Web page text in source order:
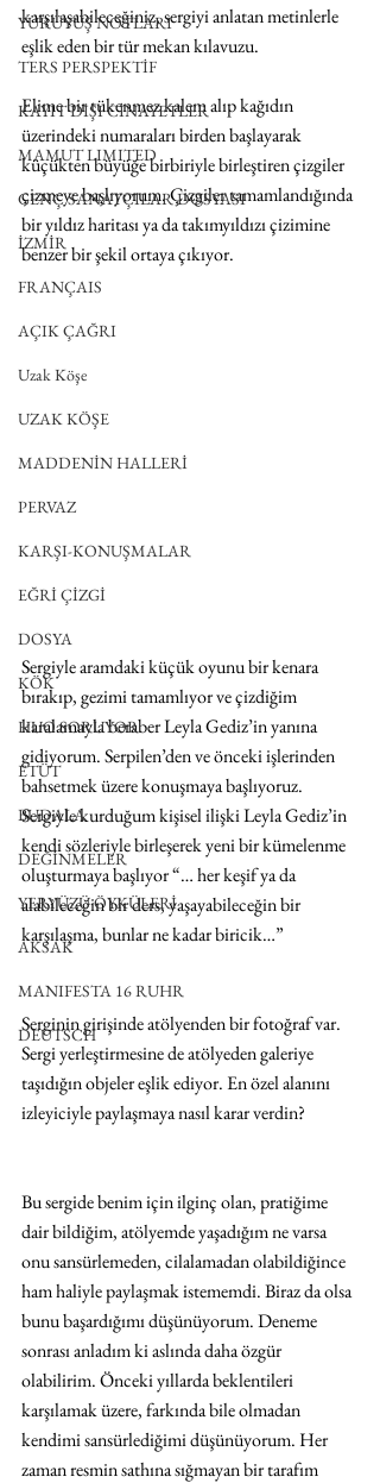
YÜRÜYÜŞ NOTLARI
TERS PERSPEKTİF
KAYIT DIŞI CİNAYETLER
MAMUT LIMITED
GENÇ SANATÇILAR DOSYASI
İZMİR
FRANÇAIS
AÇIK ÇAĞRI
Uzak Köşe
UZAK KÖŞE
MADDENİN HALLERİ
PERVAZ
KARŞI-KONUŞMALAR
EĞRİ ÇİZGİ
DOSYA
KÖK
HUO SORUYOR
ETÜT
BUDALA
DEĞİNMELER
YERYÜZÜ ÖYKÜLERİ
AKSAK
MANIFESTA 16 RUHR
DEUTSCH
karşılaşabileceğiniz, sergiyi anlatan metinlerle
eşlik eden bir tür mekan kılavuzu.
Elime bir tükenmez kalem alıp kağıdın
üzerindeki numaraları birden başlayarak
küçükten büyüğe birbiriyle birleştiren çizgiler
çizmeye başlıyorum. Çizgiler tamamlandığında
bir yıldız haritası ya da takımyıldızı çizimine
benzer bir şekil ortaya çıkıyor.
Sergiyle aramdaki küçük oyunu bir kenara
bırakıp, gezimi tamamlıyor ve çizdiğim
karalamayla beraber Leyla Gediz’in yanına
gidiyorum. Serpilen’den ve önceki işlerinden
bahsetmek üzere konuşmaya başlıyoruz.
Sergiyle kurduğum kişisel ilişki Leyla Gediz’in
kendi sözleriyle birleşerek yeni bir kümelenme
oluşturmaya başlıyor “… her keşif ya da
alabileceğin bir ders, yaşayabileceğin bir
karşılaşma, bunlar ne kadar biricik…”
Serginin girişinde atölyenden bir fotoğraf var.
Sergi yerleştirmesine de atölyeden galeriye
taşıdığın objeler eşlik ediyor. En özel alanını
izleyiciyle paylaşmaya nasıl karar verdin?
Bu sergide benim için ilginç olan, pratiğime
dair bildiğim, atölyemde yaşadığım ne varsa
onu sansürlemeden, cilalamadan olabildiğince
ham haliyle paylaşmak istememdi. Biraz da olsa
bunu başardığımı düşünüyorum. Deneme
sonrası anladım ki aslında daha özgür
olabilirim. Önceki yıllarda beklentileri
karşılamak üzere, farkında bile olmadan
kendimi sansürlediğimi düşünüyorum. Her
zaman resmin sathına sığmayan bir tarafım